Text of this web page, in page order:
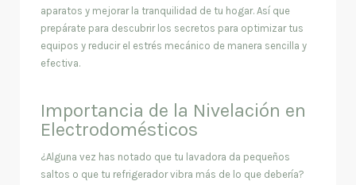
aparatos y mejorar la tranquilidad de tu hogar. Así que
prepárate para descubrir los secretos para optimizar tus
equipos y reducir el estrés mecánico de manera sencilla y
efectiva.
Importancia de la Nivelación en
Electrodomésticos
¿Alguna vez has notado que tu lavadora da pequeños
saltos o que tu refrigerador vibra más de lo que debería?